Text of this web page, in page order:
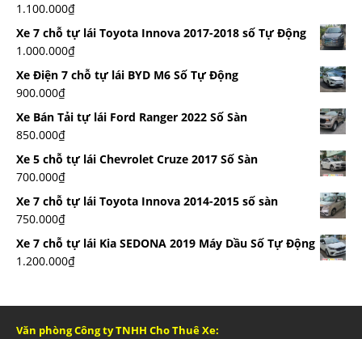
1.100.000₫
Xe 7 chỗ tự lái Toyota Innova 2017-2018 số Tự Động
1.000.000₫
Xe Điện 7 chỗ tự lái BYD M6 Số Tự Động
900.000₫
Xe Bán Tải tự lái Ford Ranger 2022 Số Sàn
850.000₫
Xe 5 chỗ tự lái Chevrolet Cruze 2017 Số Sàn
700.000₫
Xe 7 chỗ tự lái Toyota Innova 2014-2015 số sàn
750.000₫
Xe 7 chỗ tự lái Kia SEDONA 2019 Máy Dầu Số Tự Động
1.200.000₫
Văn phòng Công ty TNHH Cho Thuê Xe: